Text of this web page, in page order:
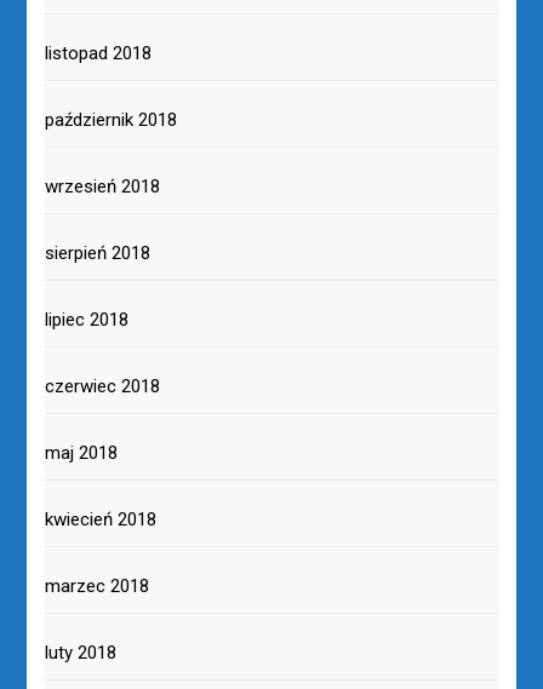
listopad 2018
październik 2018
wrzesień 2018
sierpień 2018
lipiec 2018
czerwiec 2018
maj 2018
kwiecień 2018
marzec 2018
luty 2018